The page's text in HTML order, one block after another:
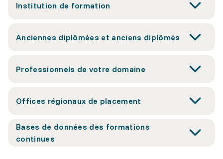
Institution de formation
Anciennes diplômées et anciens diplômés
Professionnels de votre domaine
Offices régionaux de placement
Bases de données des formations
continues